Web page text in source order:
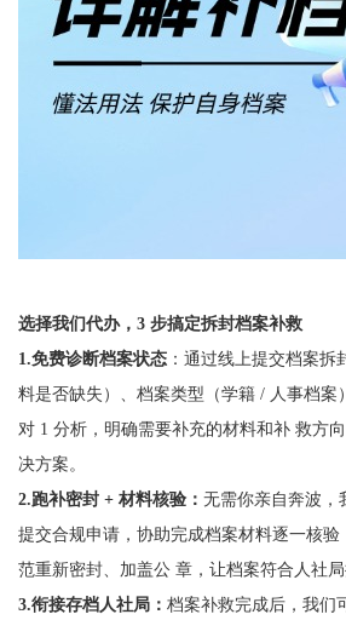
选择我们代办，3 步搞定拆封档案补救
1.免费诊断档案状态：通过线上提交档案拆
料是否缺失）、档案类型（学籍 / 人事档案
对 1 分析，明确需要补充的材料和补 救方
决方案。
2.跑补密封 + 材料核验： 无需你亲自奔波，
提交合规申请，协助完成档案材料逐一核
范重新密封、加盖公 章，让档案符合人社局
3.衔接存档人社局： 档案补救完成后，我们